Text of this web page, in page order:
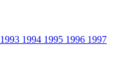
1993 1994 1995 1996 1997